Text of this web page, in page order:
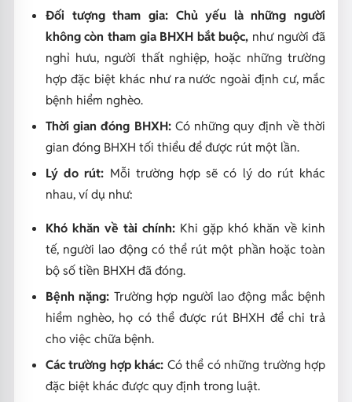
Đối tượng tham gia: Chủ yếu là những người
không còn tham gia BHXH bắt buộc, như người đã
nghỉ hưu, người thất nghiệp, hoặc những trường
hợp đặc biệt khác như ra nước ngoài định cư, mắc
bệnh hiểm nghèo.
Thời gian đóng BHXH:Có những quy định về thời
gian đóng BHXH tối thiểu để được rút một lần.
Lý do rút: Mỗi trường hợp sẽ có lý do rút khác
nhau, ví dụ như:
Khó khăn về tài chính:Khi gặp khó khăn về kinh
tế, người lao động có thể rút một phần hoặc toàn
bộ số tiền BHXH đã đóng.
Bệnh nặng: Trường hợp người lao động mắc bệnh
hiểm nghèo, họ có thể được rút BHXH để chi trả
cho việc chữa bệnh.
Các trường hợp khác: Có thể có những trường hợp
đặc biệt khác được quy định trong luật.